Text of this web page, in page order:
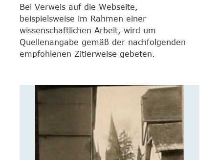
Bei Verweis auf die Webseite,
beispielsweise im Rahmen einer
wissenschaftlichen Arbeit, wird um
Quellenangabe gemäß der nachfolgenden
empfohlenen Zitierweise gebeten.